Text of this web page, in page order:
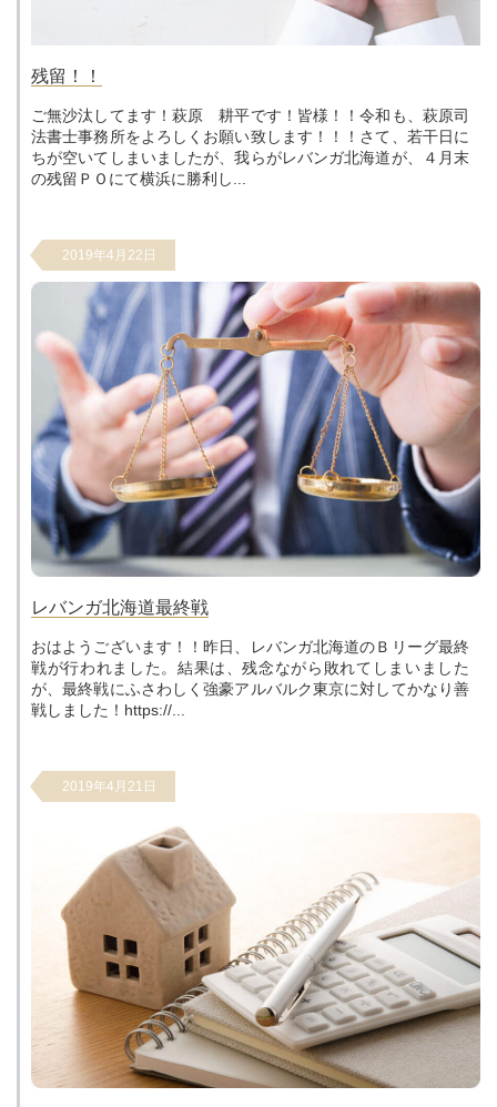
残留！！
ご無沙汰してます！萩原 耕平です！皆様！！令和も、萩原司
法書士事務所をよろしくお願い致します！！！さて、若干日に
ちが空いてしまいましたが、我らがレバンガ北海道が、４月末
の残留ＰＯにて横浜に勝利し...
2019年4月22日
レバンガ北海道最終戦
おはようございます！！昨日、レバンガ北海道のＢリーグ最終
戦が行われました。結果は、残念ながら敗れてしまいました
が、最終戦にふさわしく強豪アルバルク東京に対してかなり善
戦しました！https://...
2019年4月21日